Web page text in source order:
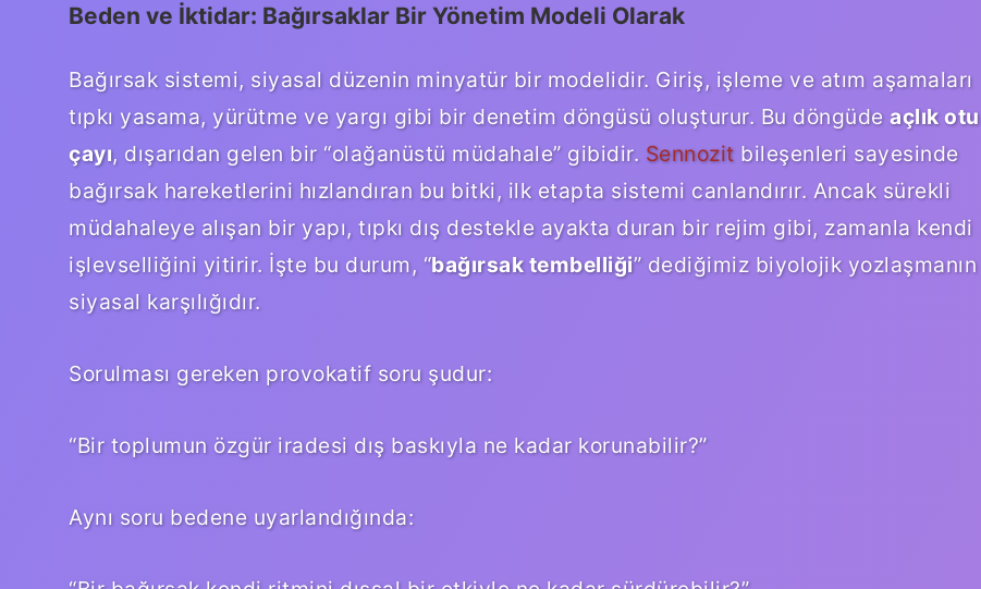
Beden ve İktidar: Bağırsaklar Bir Yönetim Modeli Olarak
Bağırsak sistemi, siyasal düzenin minyatür bir modelidir. Giriş, işleme ve atım aşamaları
tıpkı yasama, yürütme ve yargı gibi bir denetim döngüsü oluşturur. Bu döngüde açlık otu
çayı, dışarıdan gelen bir “olağanüstü müdahale” gibidir. Sennozit bileşenleri sayesinde
bağırsak hareketlerini hızlandıran bu bitki, ilk etapta sistemi canlandırır. Ancak sürekli
müdahaleye alışan bir yapı, tıpkı dış destekle ayakta duran bir rejim gibi, zamanla kendi
işlevselliğini yitirir. İşte bu durum, “bağırsak tembelliği” dediğimiz biyolojik yozlaşmanın
siyasal karşılığıdır.
Sorulması gereken provokatif soru şudur:
“Bir toplumun özgür iradesi dış baskıyla ne kadar korunabilir?”
Aynı soru bedene uyarlandığında: